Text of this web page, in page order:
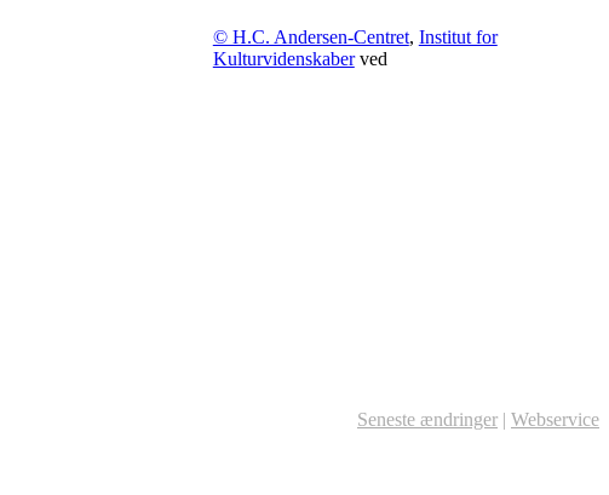
© H.C. Andersen-Centret, Institut for
Kulturvidenskaberved
Seneste ændringer | Webservice